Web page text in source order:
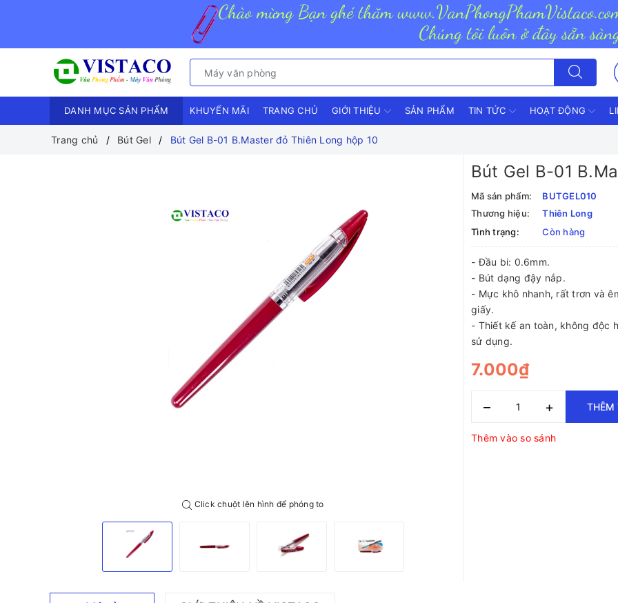
DANH MỤC SẢN PHẨM KHUYẾN MÃI TRANG CHỦ GIỚI THIỆU SẢN PHẨM TIN TỨC HOẠT ĐỘNG
Trang chủ Bút Gel Bút Gel B-01 B.Master đỏ Thiên Long hộp 10
Click chuột lên hình để phóng to
Bút Gel B-01
Mã sản phẩm:
BUTGEL010
Thương hiệu:
Thiên Long
Tình trạng:
Còn hàng
- Đầu bi: 0.6mm.
- Bút dạng đậy nắp.
- Mực khô nhanh, rất trơn và
giấy.
- Thiết kế an toàn, không độc
sử dụng.
7.000₫
– + THÊM
Thêm vào so sánh